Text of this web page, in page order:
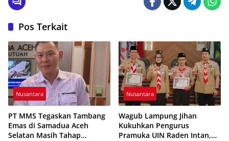
Pos Terkait
Nusantara
PT MMS Tegaskan Tambang
Emas di Samadua Aceh
Selatan Masih Tahap
Nusantara
Wagub Lampung Jihan
Kukuhkan Pengurus
Pramuka UIN Raden Intan,